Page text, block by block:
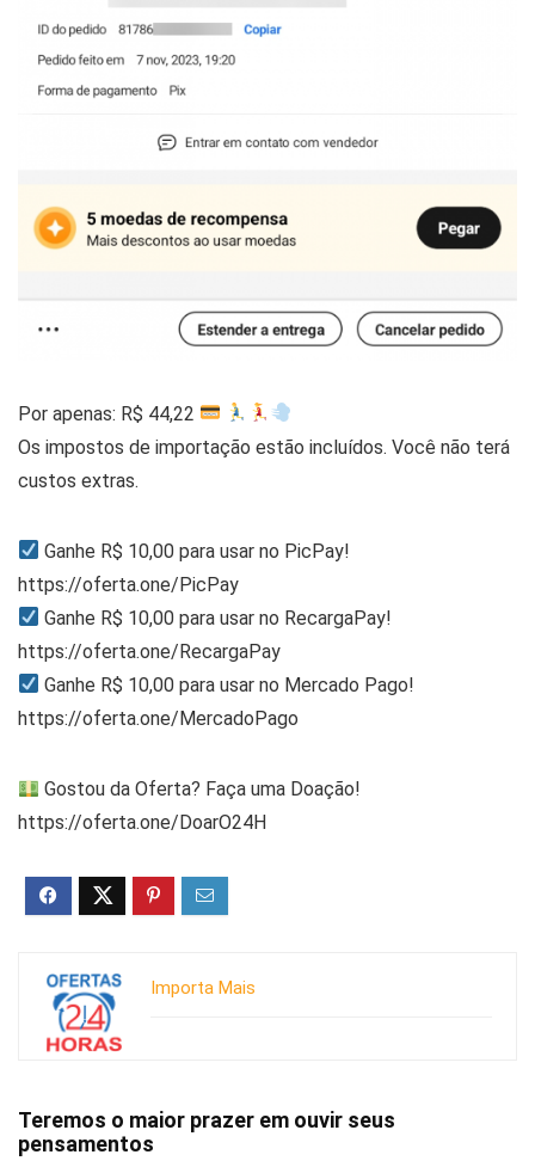
Por apenas: R$ 44,22
Os impostos de importação estão incluídos. Você não terá
custos extras.
Ganhe R$ 10,00 para usar no PicPay!
https://oferta.one/PicPay
Ganhe R$ 10,00 para usar no RecargaPay!
https://oferta.one/RecargaPay
Ganhe R$ 10,00 para usar no Mercado Pago!
https://oferta.one/MercadoPago
Gostou da Oferta? Faça uma Doação!
https://oferta.one/DoarO24H
Importa Mais
Teremos o maior prazer em ouvir seus
pensamentos